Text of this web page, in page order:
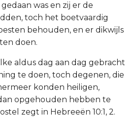
was en zij er de
toch het boetvaardig
behouden, en er dikwijls
doen.
aldus dag aan dag gebracht
te doen, toch degenen, die
konden heiligen,
opgehouden hebben te
zegt in Hebreeën 10:1, 2.